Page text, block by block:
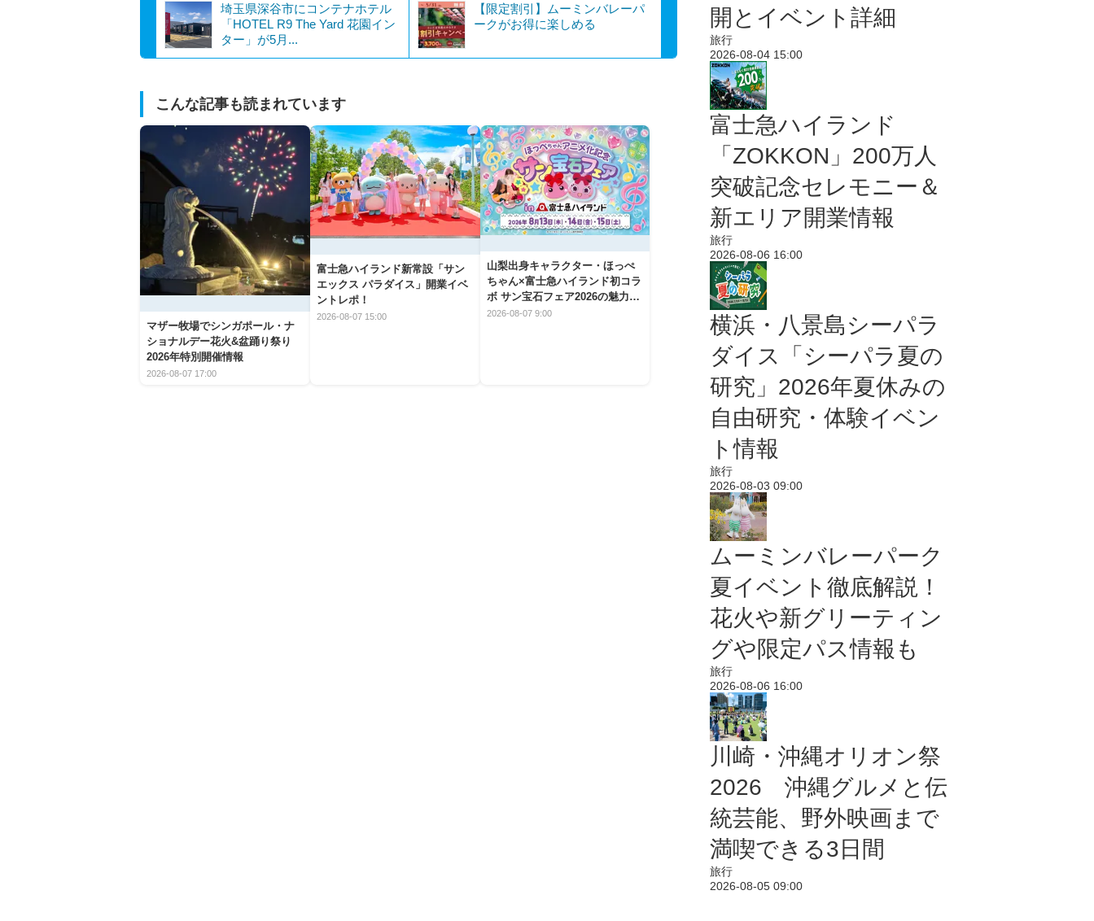
埼玉県深谷市にコンテナホテル
「HOTEL R9 The Yard 花園イン
ター」が5月...
【限定割引】ムーミンバレーパ
ークがお得に楽しめる
こんな記事も読まれています
マザー牧場でシンガポール・ナ
ショナルデー花火&盆踊り祭り
2026年特別開催情報
2026-08-07 17:00
富士急ハイランド新常設「サン
エックス パラダイス」開業イベ
ントレポ！
2026-08-07 15:00
山梨出身キャラクター・ほっぺ
ちゃん×富士急ハイランド初コラ
ボ サン宝石フェア2026の魅力と
楽しみ方
2026-08-07 9:00
開とイベント詳細
旅行
2026-08-04 15:00
富士急ハイランド
「ZOKKON」200万人
突破記念セレモニー＆
新エリア開業情報
旅行
2026-08-06 16:00
横浜・八景島シーパラ
ダイス「シーパラ夏の
研究」2026年夏休みの
自由研究・体験イベン
ト情報
旅行
2026-08-03 09:00
ムーミンバレーパーク
夏イベント徹底解説！
花火や新グリーティン
グや限定パス情報も
旅行
2026-08-06 16:00
川崎・沖縄オリオン祭
2026 沖縄グルメと伝
統芸能、野外映画まで
満喫できる3日間
旅行
2026-08-05 09:00